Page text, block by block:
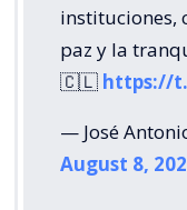
instituciones,
paz y la
🇨🇱 https://
— José
August 8,